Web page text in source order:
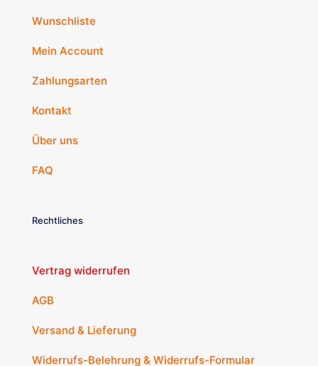
Wunschliste
Mein Account
Zahlungsarten
Kontakt
Über uns
FAQ
Rechtliches
Vertrag widerrufen
AGB
Versand & Lieferung
Widerrufs-Belehrung & Widerrufs-Formular